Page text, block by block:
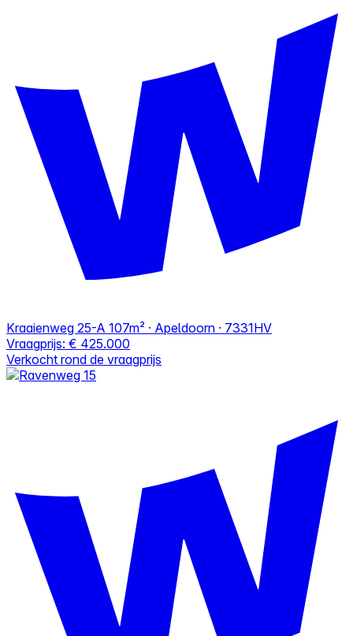
Kraaienweg 25-A 107m² · Apeldoorn · 7331HV
Vraagprijs: € 425.000
Verkocht rond de vraagprijs